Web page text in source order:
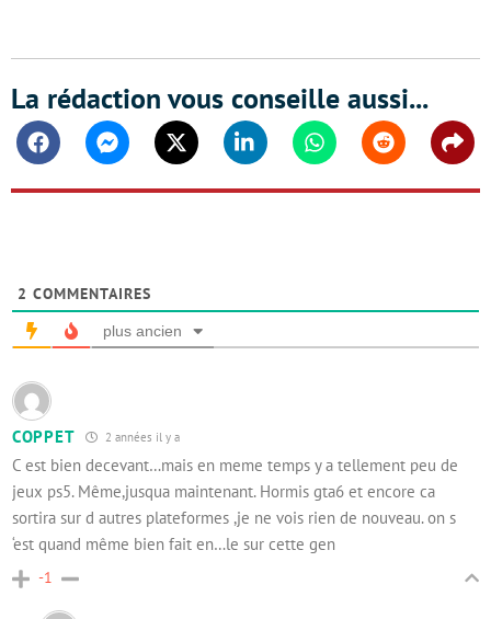
La rédaction vous conseille aussi...
FacebookMessengerTwitter Linkedin WhatsappReddit
2 COMMENTAIRES
plus ancien
COPPET 2 années il y a
C est bien decevant…mais en meme temps y a tellement peu de
jeux ps5. Même,jusqua maintenant. Hormis gta6 et encore ca
sortira sur d autres plateformes ,je ne vois rien de nouveau. on s
‘est quand même bien fait en…le sur cette gen
-1